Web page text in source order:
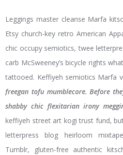
Leggings master cleanse Marfa
Etsy church-key retro American
chic occupy semiotics, twee
carb McSweeney’s bicycle rights
tattooed. Keffiyeh semiotics Marfa
freegan tofu mumblecore. Before
shabby chic flexitarian irony
keffiyeh street art kogi trust fund,
letterpress blog heirloom
Tumblr, gluten-free authentic